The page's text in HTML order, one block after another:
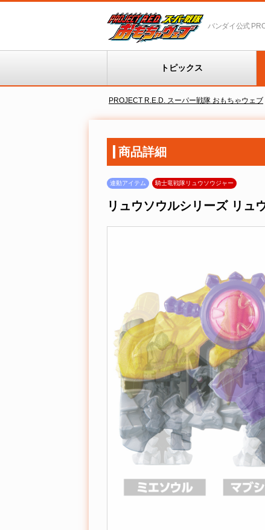
バンダイ公式
トピックス
PROJECT R.E.D. スーパー戦隊 おもちゃウェブ
商品詳細
連動アイテム 騎士竜戦隊リュウソウジャー
リュウソウルシリーズ リュ